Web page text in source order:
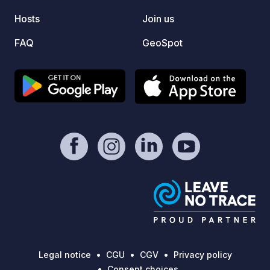
Hosts
FAQ
Join us
GeoSpot
Legal notice CGU CGV
Privacy policy